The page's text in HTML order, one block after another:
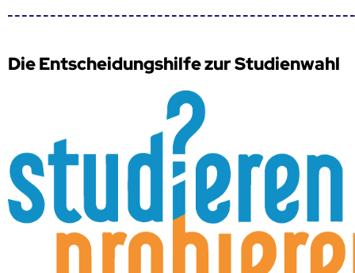
Die Entscheidungshilfe zur Studienwahl